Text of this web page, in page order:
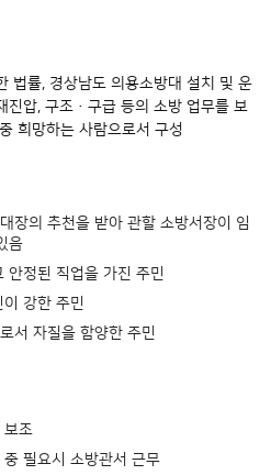
법률, 경상남도 의용소방대 설치 및 운
진압, 구조·구급 등의 소방 업무를 보
희망하는 사람으로서 구성
장의 추천을 받아 관할 소방서장이 임
음
안정된 직업을 가진 주민
강한 주민
서 자질을 함양한 주민
조
필요시 소방관서 근무